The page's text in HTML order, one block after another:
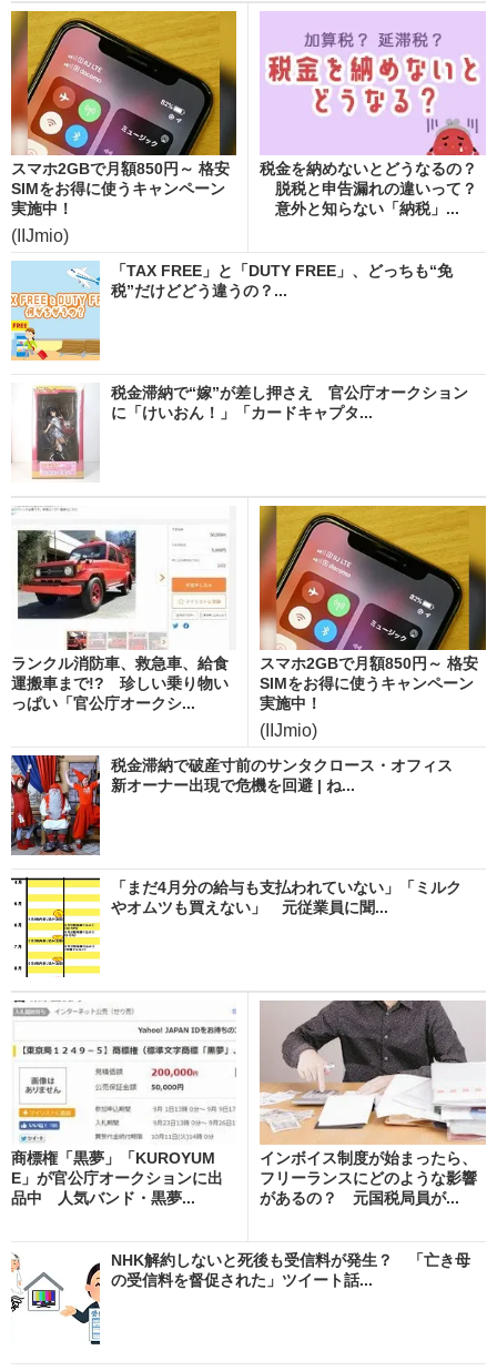
スマホ2GBで月額850円～ 格安
SIMをお得に使うキャンペーン
実施中！
(IIJmio)
税金を納めないとどうなるの？
脱税と申告漏れの違いって？
意外と知らない「納税」...
「TAX FREE」と「DUTY FREE」、どっちも“免
税”だけどどう違うの？...
税金滞納で“嫁”が差し押さえ 官公庁オークション
に「けいおん！」「カードキャプタ...
ランクル消防車、救急車、給食
運搬車まで!? 珍しい乗り物い
っぱい「官公庁オークシ...
スマホ2GBで月額850円～ 格安
SIMをお得に使うキャンペーン
実施中！
(IIJmio)
税金滞納で破産寸前のサンタクロース・オフィス
新オーナー出現で危機を回避 | ね...
「まだ4月分の給与も支払われていない」「ミルク
やオムツも買えない」 元従業員に聞...
商標権「黒夢」「KUROYUM
E」が官公庁オークションに出
品中 人気バンド・黒夢...
インボイス制度が始まったら、
フリーランスにどのような影響
があるの？ 元国税局員が...
NHK解約しないと死後も受信料が発生？ 「亡き母
の受信料を督促された」ツイート話...